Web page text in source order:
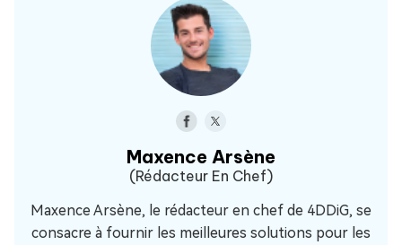
Maxence Arsène
(Rédacteur En Chef)
Maxence Arsène, le rédacteur en chef de 4DDiG, se
consacre à fournir les meilleures solutions pour les